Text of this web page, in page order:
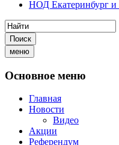
НОД Екатеринбург
Поиск
меню
Основное меню
Главная
Новости
Видео
Акции
Референдум